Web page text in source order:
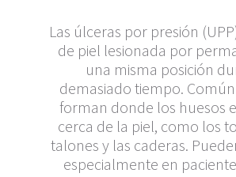
Las úlceras por presión
de piel lesionada por
una misma posición
demasiado tiempo.
forman donde los huesos
cerca de la piel, como los
talones y las caderas.
especialmente en